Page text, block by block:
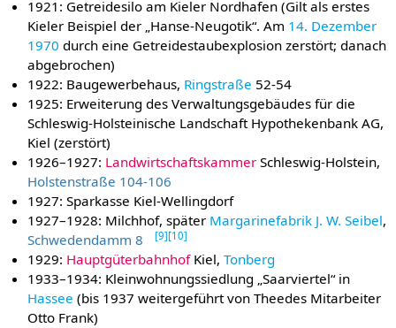
1921: Getreidesilo am Kieler Nordhafen (Gilt als erstes
Kieler Beispiel der „Hanse-Neugotik“. Am 14. Dezember
1970 durch eine Getreidestaubexplosion zerstört; danach
abgebrochen)
1922: Baugewerbehaus, Ringstraße 52-54
1925: Erweiterung des Verwaltungsgebäudes für die
Schleswig-Holsteinische Landschaft Hypothekenbank AG,
Kiel (zerstört)
1926–1927: Landwirtschaftskammer Schleswig-Holstein,
Holstenstraße 104-106
1927: Sparkasse Kiel-Wellingdorf
1927–1928: Milchhof, später Margarinefabrik J. W. Seibel,
Schwedendamm 8
[9][10]
1929: HauptgüterbahnhofKiel,Tonberg
1933–1934: Kleinwohnungssiedlung „Saarviertel“ in
Hassee (bis 1937 weitergeführt von Theedes Mitarbeiter
Otto Frank)